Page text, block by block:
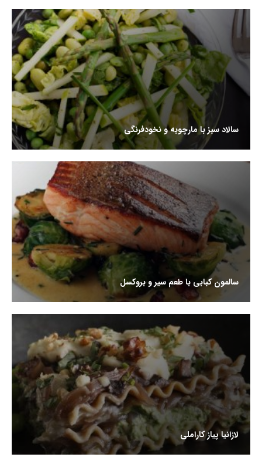
سالاد سبز با مارچوبه و نخودفرنگی
سالمون کبابی با طعم سیر و بروکسل
لازانیا پیاز کاراملی